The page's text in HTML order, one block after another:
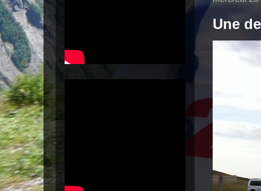
Une